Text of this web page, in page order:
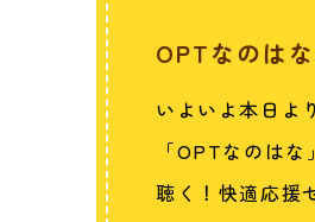
OPTなのは
いよいよ本日よ
「OPTなのは
聴く！快適応援